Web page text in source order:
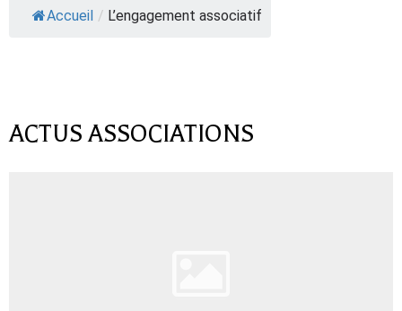
Accueil / L’engagement associatif
ACTUS ASSOCIATIONS